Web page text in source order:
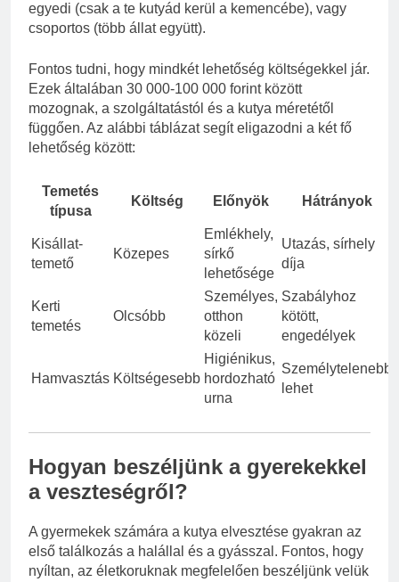
egyedi (csak a te kutyád kerül a kemencébe), vagy
csoportos (több állat együtt).
Fontos tudni, hogy mindkét lehetőség költségekkel jár.
Ezek általában 30 000-100 000 forint között
mozognak, a szolgáltatástól és a kutya méretétől
függően. Az alábbi táblázat segít eligazodni a két fő
lehetőség között:
Temetés
típusa
Költség Előnyök Hátrányok
Kisállat-
temető
Közepes
Emlékhely,
sírkő
lehetősége
Utazás, sírhely
díja
Kerti
temetés
Olcsóbb
Személyes,
otthon
közeli
Szabályhoz
kötött,
engedélyek
Hamvasztás Költségesebb
Higiénikus,
hordozható
urna
Személytelenebb
lehet
Hogyan beszéljünk a gyerekekkel
a veszteségről?
A gyermekek számára a kutya elvesztése gyakran az
első találkozás a halállal és a gyásszal. Fontos, hogy
nyíltan, az életkoruknak megfelelően beszéljünk velük